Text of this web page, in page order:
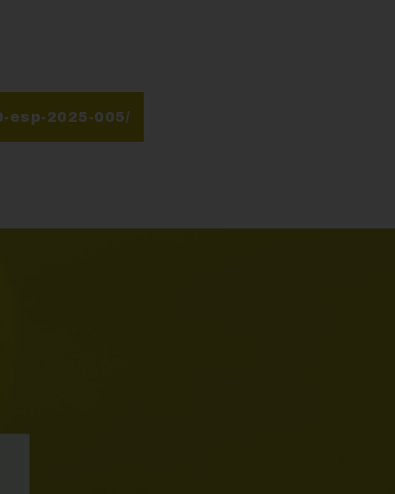
esp-2025-005/